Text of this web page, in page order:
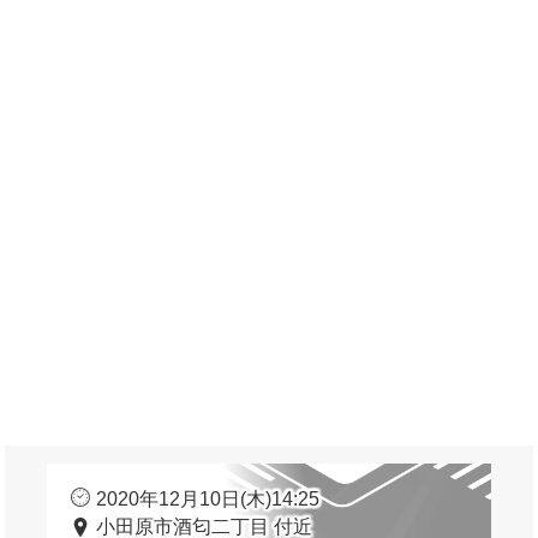
2020年12月10日(木)14:25
小田原市酒匂二丁目 付近